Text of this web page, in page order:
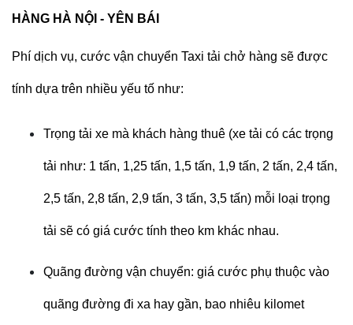
HÀNG HÀ NỘI - YÊN BÁI
Phí dịch vụ, cước vận chuyển Taxi tải chở hàng sẽ được
tính dựa trên nhiều yếu tố như:
Trọng tải xe mà khách hàng thuê (xe tải có các trọng
tải như: 1 tấn, 1,25 tấn, 1,5 tấn, 1,9 tấn, 2 tấn, 2,4 tấn,
2,5 tấn, 2,8 tấn, 2,9 tấn, 3 tấn, 3,5 tấn) mỗi loại trọng
tải sẽ có giá cước tính theo km khác nhau.
Quãng đường vận chuyển: giá cước phụ thuộc vào
quãng đường đi xa hay gần, bao nhiêu kilomet